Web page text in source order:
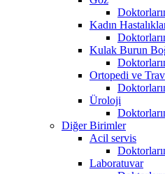
Kadın
Kulak Burun
Ortopedi ve
Üroloji
Diğer Birimler
Acil servis
Laboratuvar